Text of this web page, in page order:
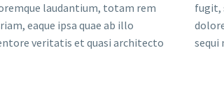
laudantium, totam rem
eaque ipsa quae ab illo
veritatis et quasi architecto
fugit,
sequi